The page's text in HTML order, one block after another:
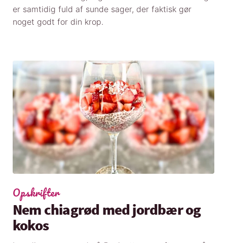
er samtidig fuld af sunde sager, der faktisk gør
noget godt for din krop.
Opskrifter
Nem chiagrød med jordbær og
kokos